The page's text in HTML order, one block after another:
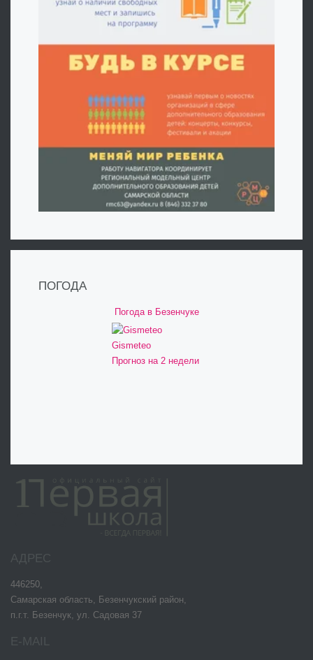
ПОГОДА
Погода в Безенчуке
Gismeteo
Прогноз на 2 недели
АДРЕС
446250,
Самарская область, Безенчукский район,
п.г.т. Безенчук, ул. Садовая 37
E-MAIL